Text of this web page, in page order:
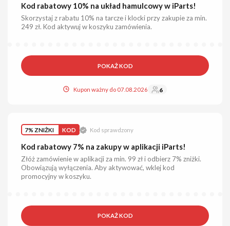
Kod rabatowy 10% na układ hamulcowy w iParts!
Skorzystaj z rabatu 10% na tarcze i klocki przy zakupie za min.
249 zł. Kod aktywuj w koszyku zamówienia.
POKAŻ KOD
Kupon ważny do 07.08.2026 6
7% ZNIŻKI KOD Kod sprawdzony
Kod rabatowy 7% na zakupy w aplikacji iParts!
Złóż zamówienie w aplikacji za min. 99 zł i odbierz 7% zniżki.
Obowiązują wyłączenia. Aby aktywować, wklej kod
promocyjny w koszyku.
POKAŻ KOD